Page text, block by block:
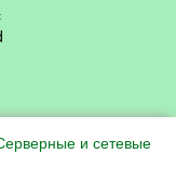
и сетевые